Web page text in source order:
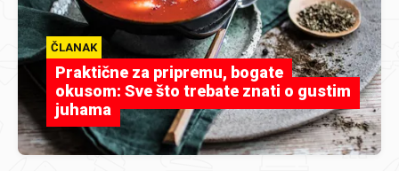
ČLANAK
Praktične za pripremu, bogate
okusom: Sve što trebate znati o gustim
juhama